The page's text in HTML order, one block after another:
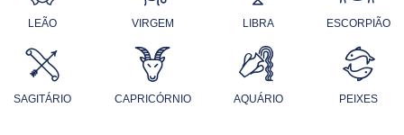
LEÃO VIRGEM LIBRA ESCORPIÃO
SAGITÁRIO CAPRICÓRNIO AQUÁRIO PEIXES